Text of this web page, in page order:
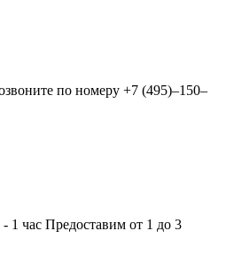
по номеру +7 (495)–150–
1 час Предоставим от 1 до 3